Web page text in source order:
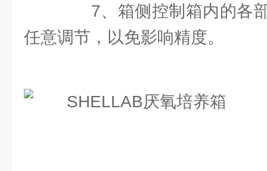
7、箱侧控制箱内的各部
任意调节，以免影响精度。